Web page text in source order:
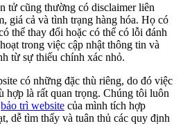
tử cũng thường có disclaimer liên
giá cả và tình trạng hàng hóa. Họ có
thể thay đổi hoặc có thể có lỗi đánh
trong việc cập nhật thông tin và
từ sự thiếu chính xác nhỏ.
có những đặc thù riêng, do đó việc
hợp là rất quan trọng. Chúng tôi luôn
bảo trì website của mình tích hợp
dễ tìm thấy và tuân thủ các quy định